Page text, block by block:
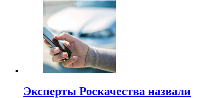
Эксперты Роскачества назвали